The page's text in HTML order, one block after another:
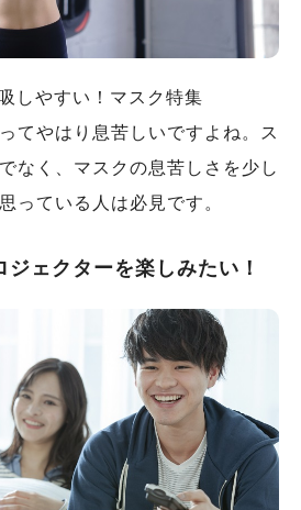
しやすい！マスク特集
てやはり息苦しいですよね。ス
なく、マスクの息苦しさを少し
っている人は必見です。
ジェクターを楽しみたい！